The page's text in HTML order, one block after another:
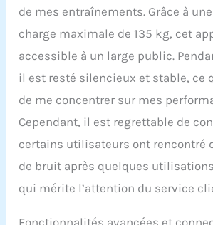
Hop-Sport
connectée.
cardio-
d'un support
COMPACT -
entraînement
doté de
roulettes de
peut être plié.
! Nous avons
de mes entraînements. Grâce à
charge maximale de 135 kg, cet
accessible à un large public.
il est resté silencieux et stable, ce
de me concentrer sur mes
Cependant, il est regrettable de
certains utilisateurs ont rencontré
de bruit après quelques
qui mérite l’attention du service
Fonctionnalités avancées et